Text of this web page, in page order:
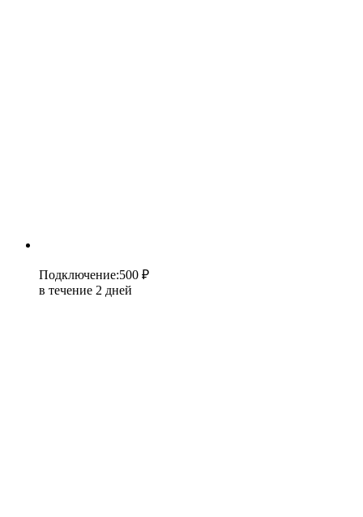
Подключение:500 ₽
в течение 2 дней